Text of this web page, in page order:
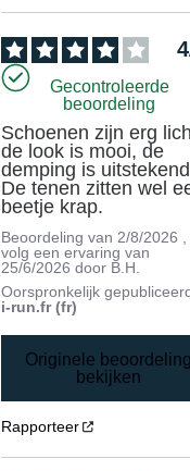
4
Gecontroleerde
beoordeling
Schoenen zijn erg
de look is mooi, de
demping is
De tenen zitten wel
beetje krap.
Beoordeling van 2/8/2026
volg een ervaring van
25/6/2026 door B.H.
Oorspronkelijk
i-run.fr (fr)
Originele
bekijken
Rapporteer